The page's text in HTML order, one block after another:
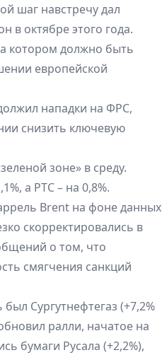
шаг навстречу дал
в октябре этого года.
котором должно быть
европейской
нападки на ФРС,
снизить ключевую
зоне» в среду.
а РТС – на 0,8%.
Brent на фоне данных
скорректировались в
о том, что
смягчения санкций
Сургутнефтегаз (+7,2%
ралли, начатое на
бумаги Русала (+2,2%),